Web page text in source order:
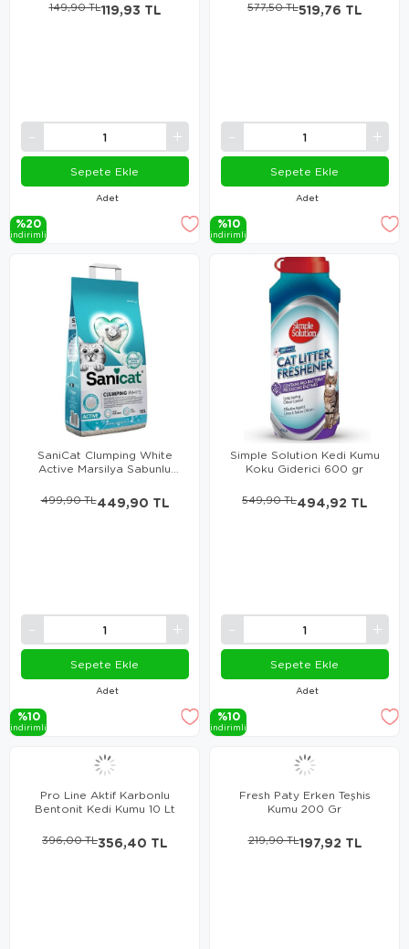
Adet
119,93 TL
149,90 TL
Sepete Ekle
%20
i̇ndi̇ri̇mli̇
Adet
519,76 TL
577,50 TL
Sepete Ekle
%10
i̇ndi̇ri̇mli̇
SaniCat Clumping White
Active Marsilya Sabunlu
Adet
449,90 TL
499,90 TL
Sepete Ekle
%10
i̇ndi̇ri̇mli̇
Simple Solution Kedi Kumu
Koku Giderici 600 gr
Adet
494,92 TL
549,90 TL
Sepete Ekle
%10
i̇ndi̇ri̇mli̇
Pro Line Aktif Karbonlu
Bentonit Kedi Kumu 10 Lt
356,40 TL
396,00 TL
Fresh Paty Erken Teşhis
Kumu 200 Gr
197,92 TL
219,90 TL